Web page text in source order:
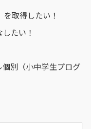
取得したい！
たい！
別（小中学生プログ